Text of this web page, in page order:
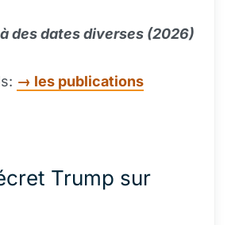
des dates diverses (2026)
→ les publications
Trump sur